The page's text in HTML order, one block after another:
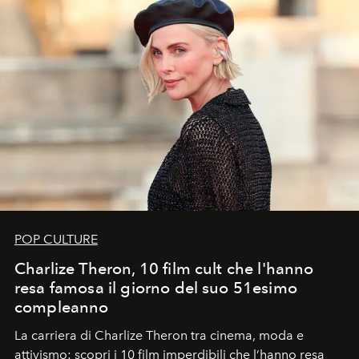
POP CULTURE
Charlize Theron, 10 film cult che l'hanno
resa famosa il giorno del suo 51esimo
compleanno
La carriera di Charlize Theron tra cinema, moda e
attivismo: scopri i 10 film imperdibili che l’hanno resa